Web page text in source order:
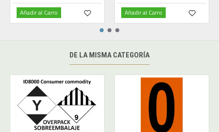
Añadir al Carro Añadir al Carro
DE LA MISMA CATEGORÍA